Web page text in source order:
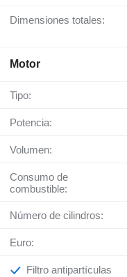
Dimensiones totales:
Motor
Tipo:
Potencia:
Volumen:
Consumo de
combustible:
Número de cilindros:
Euro:
Filtro antipartículas